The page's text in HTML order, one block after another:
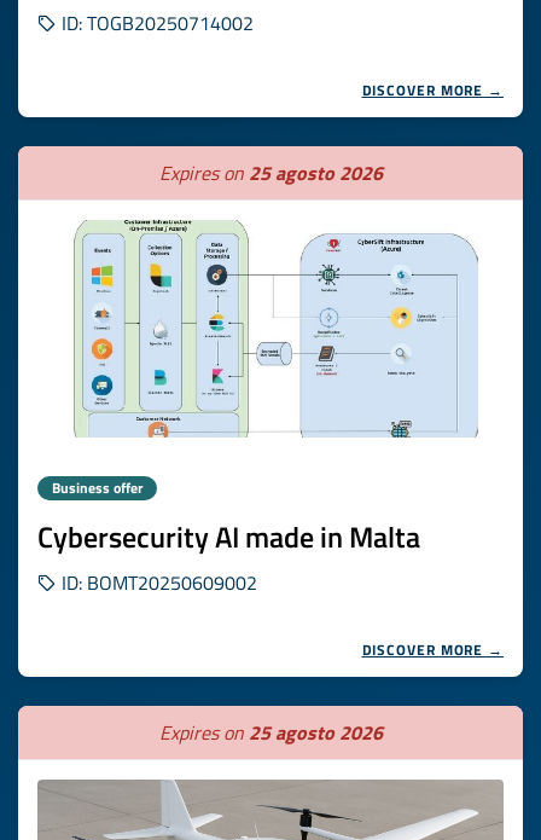
ID: TOGB20250714002
DISCOVER MORE →
Expires on 25 agosto 2026
Business offer
Cybersecurity AI made in Malta
ID: BOMT20250609002
DISCOVER MORE →
Expires on 25 agosto 2026